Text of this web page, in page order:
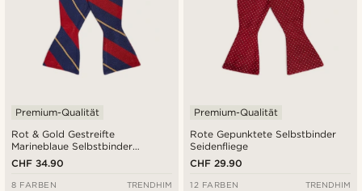
Rot & Gold Gestreifte
Marineblaue Selbstbinder
Seidenfliege
Premium-Qualität
CHF 34.90
8 FARBEN TRENDHIM
Rote Gepunktete Selbstbinder
Seidenfliege
Premium-Qualität
CHF 29.90
12 FARBEN TRENDHIM